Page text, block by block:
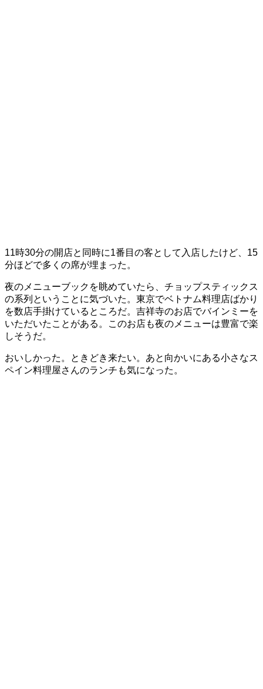
11時30分の開店と同時に1番目の客として入店したけど、15
分ほどで多くの席が埋まった。
夜のメニューブックを眺めていたら、チョップスティックス
の系列ということに気づいた。東京でベトナム料理店ばかり
を数店手掛けているところだ。吉祥寺のお店でバインミーを
いただいたことがある。このお店も夜のメニューは豊富で楽
しそうだ。
おいしかった。ときどき来たい。あと向かいにある小さなス
ペイン料理屋さんのランチも気になった。